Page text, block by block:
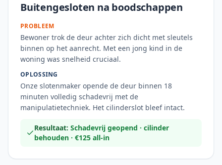
Buitengesloten na boodschappen
PROBLEEM
Bewoner trok de deur achter zich dicht met sleutels
binnen op het aanrecht. Met een jong kind in de
woning was snelheid cruciaal.
OPLOSSING
Onze slotenmaker opende de deur binnen 18
minuten volledig schadevrij met de
manipulatietechniek. Het cilinderslot bleef intact.
Resultaat: Schadevrij geopend · cilinder
behouden · €125 all-in